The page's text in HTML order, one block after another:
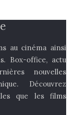
au cinéma ainsi
Box-office, actu
nouvelles
Découvrez
que les films